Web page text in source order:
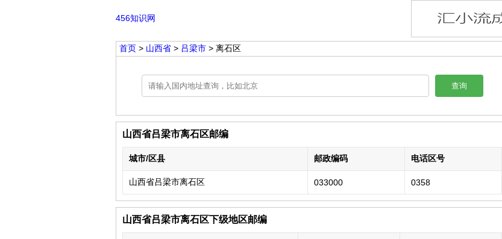
456知识网
首页 > 山西省 > 吕梁市 > 离石区
查询
山西省吕梁市离石区邮编
城市/区县 邮政编码 电话区号
山西省吕梁市离石区 033000 0358
山西省吕梁市离石区下级地区邮编